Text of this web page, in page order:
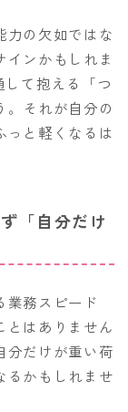
力の欠如ではな
インかもしれま
て抱える「つ
。それが自分の
っと軽くなるは
「自分だけ
業務スピード
とはありません
分だけが重い荷
るかもしれませ